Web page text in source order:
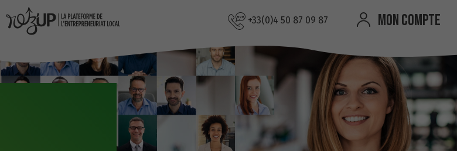
+33(0)4 50 87 09 87 MON COMPTE